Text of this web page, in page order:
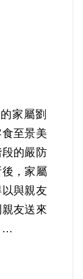
家屬劉
至景美
的嚴防
，家屬
與親友
友送來